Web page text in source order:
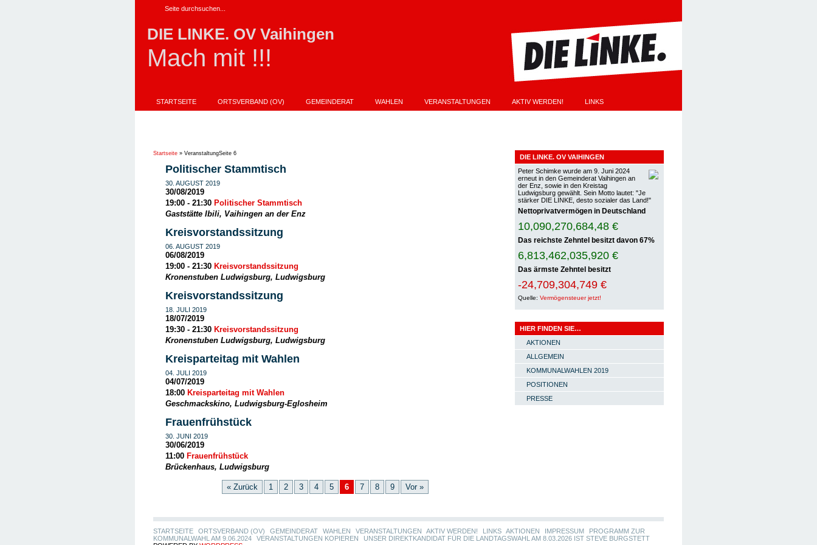
DIE LINKE. OV Vaihingen
Mach mit !!!
STARTSEITE ORTSVERBAND (OV) GEMEINDERAT WAHLEN VERANSTALTUNGEN AKTIV WERDEN! LINKS
Startseite » VeranstaltungSeite 6
Politischer Stammtisch
30. AUGUST 2019
30/08/2019
19:00 - 21:30 Politischer Stammtisch
Gaststätte Ibili, Vaihingen an der Enz
Kreisvorstandssitzung
06. AUGUST 2019
06/08/2019
19:00 - 21:30 Kreisvorstandssitzung
Kronenstuben Ludwigsburg, Ludwigsburg
Kreisvorstandssitzung
18. JULI 2019
18/07/2019
19:30 - 21:30 Kreisvorstandssitzung
Kronenstuben Ludwigsburg, Ludwigsburg
Kreisparteitag mit Wahlen
04. JULI 2019
04/07/2019
18:00 Kreisparteitag mit Wahlen
Geschmackskino, Ludwigsburg-Eglosheim
Frauenfrühstück
30. JUNI 2019
30/06/2019
11:00 Frauenfrühstück
Brückenhaus, Ludwigsburg
« Zurück 1 2 3 4 5 6 7 8 9 Vor »
DIE LINKE. OV VAIHINGEN
Peter Schimke wurde am 9. Juni 2024
erneut in den Gemeinderat Vaihingen an
der Enz, sowie in den Kreistag
Ludwigsburg gewählt. Sein Motto lautet: "Je
stärker DIE LINKE, desto sozialer das Land!"
Nettoprivatvermögen in Deutschland
10,090,270,686,26 €
Das reichste Zehntel besitzt davon 67%
6,813,462,037,342 €
Das ärmste Zehntel besitzt
-24,709,304,757 €
Quelle: Vermögensteuer jetzt!
HIER FINDEN SIE…
AKTIONEN
ALLGEMEIN
KOMMUNALWAHLEN 2019
POSITIONEN
PRESSE
STARTSEITE ORTSVERBAND (OV) GEMEINDERAT WAHLEN VERANSTALTUNGEN AKTIV WERDEN! LINKS AKTIONEN IMPRESSUM
PROGRAMM ZUR
KOMMUNALWAHL AM 9.06.2024
VERANSTALTUNGEN KOPIEREN
UNSER DIREKTKANDIDAT FÜR DIE LANDTAGSWAHL AM 8.03.2026 IST STEVE BURGSTETT